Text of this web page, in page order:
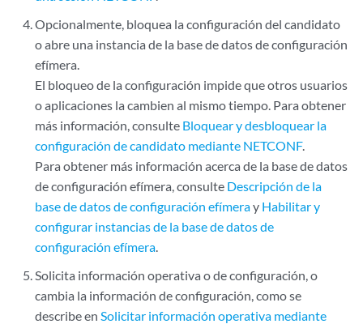
Opcionalmente, bloquea la configuración del candidato
o abre una instancia de la base de datos de configuración
efímera.
El bloqueo de la configuración impide que otros usuarios
o aplicaciones la cambien al mismo tiempo. Para obtener
más información, consulte Bloquear y desbloquear la
configuración de candidato mediante NETCONF.
Para obtener más información acerca de la base de datos
de configuración efímera, consulte Descripción de la
base de datos de configuración efímeray Habilitar y
configurar instancias de la base de datos de
configuración efímera.
Solicita información operativa o de configuración, o
cambia la información de configuración, como se
describe enSolicitar información operativa mediante